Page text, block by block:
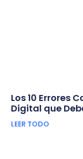
Los 10 Errores
Digital que
LEER TODO